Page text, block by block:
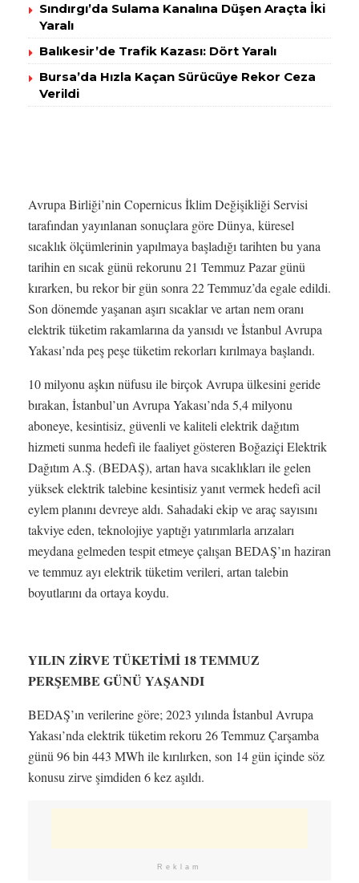
Sındırgı’da Sulama Kanalına Düşen Araçta İki
Yaralı
Balıkesir’de Trafik Kazası: Dört Yaralı
Bursa’da Hızla Kaçan Sürücüye Rekor Ceza
Verildi
Avrupa Birliği’nin Copernicus İklim Değişikliği Servisi
tarafından yayınlanan sonuçlara göre Dünya, küresel
sıcaklık ölçümlerinin yapılmaya başladığı tarihten bu yana
tarihin en sıcak günü rekorunu 21 Temmuz Pazar günü
kırarken, bu rekor bir gün sonra 22 Temmuz’da egale edildi.
Son dönemde yaşanan aşırı sıcaklar ve artan nem oranı
elektrik tüketim rakamlarına da yansıdı ve İstanbul Avrupa
Yakası’nda peş peşe tüketim rekorları kırılmaya başlandı.
10 milyonu aşkın nüfusu ile birçok Avrupa ülkesini geride
bırakan, İstanbul’un Avrupa Yakası’nda 5,4 milyonu
aboneye, kesintisiz, güvenli ve kaliteli elektrik dağıtım
hizmeti sunma hedefi ile faaliyet gösteren Boğaziçi Elektrik
Dağıtım A.Ş. (BEDAŞ), artan hava sıcaklıkları ile gelen
yüksek elektrik talebine kesintisiz yanıt vermek hedefi acil
eylem planını devreye aldı. Sahadaki ekip ve araç sayısını
takviye eden, teknolojiye yaptığı yatırımlarla arızaları
meydana gelmeden tespit etmeye çalışan BEDAŞ’ın haziran
ve temmuz ayı elektrik tüketim verileri, artan talebin
boyutlarını da ortaya koydu.
YILIN ZİRVE TÜKETİMİ 18 TEMMUZ
PERŞEMBE GÜNÜ YAŞANDI
BEDAŞ’ın verilerine göre; 2023 yılında İstanbul Avrupa
Yakası’nda elektrik tüketim rekoru 26 Temmuz Çarşamba
günü 96 bin 443 MWh ile kırılırken, son 14 gün içinde söz
konusu zirve şimdiden 6 kez aşıldı.
Reklam